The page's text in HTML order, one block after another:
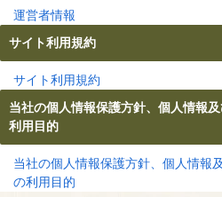
運営者情報
サイト利用規約
サイト利用規約
当社の個人情報保護方針、個人情報
利用目的
当社の個人情報保護方針、個人情報
の利用目的